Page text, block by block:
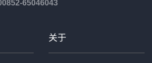
65046043
关于